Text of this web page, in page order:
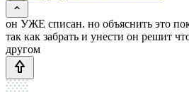
он УЖЕ списан. но объяснить это
так как забрать и унести он решит
другом